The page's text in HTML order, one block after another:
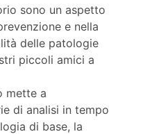
sono un aspetto
e nella
delle patologie
piccoli amici a
mette a
di analisi in tempo
di base, la